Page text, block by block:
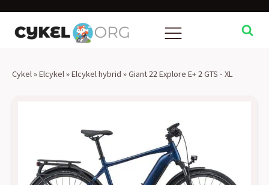
Cykel »Elcykel »Elcykel hybrid »Giant 22 Explore E+ 2 GTS - XL